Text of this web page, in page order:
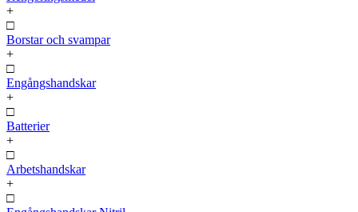
+
□
Borstar och svampar
+
□
Engångshandskar
+
□
Batterier
+
□
Arbetshandskar
+
□